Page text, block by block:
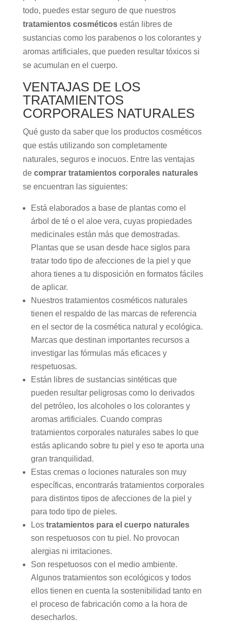
todo, puedes estar seguro de que nuestros
tratamientos cosméticosestán libres de
sustancias como los parabenos o los colorantes y
aromas artificiales, que pueden resultar tóxicos si
se acumulan en el cuerpo.
VENTAJAS DE LOS
TRATAMIENTOS
CORPORALES NATURALES
Qué gusto da saber que los productos cosméticos
que estás utilizando son completamente
naturales, seguros e inocuos. Entre las ventajas
de comprar tratamientos corporales naturales
se encuentran las siguientes:
Está elaborados a base de plantas como el
árbol de té o el aloe vera, cuyas propiedades
medicinales están más que demostradas.
Plantas que se usan desde hace siglos para
tratar todo tipo de afecciones de la piel y que
ahora tienes a tu disposición en formatos fáciles
de aplicar.
Nuestros tratamientos cosméticos naturales
tienen el respaldo de las marcas de referencia
en el sector de la cosmética natural y ecológica.
Marcas que destinan importantes recursos a
investigar las fórmulas más eficaces y
respetuosas.
Están libres de sustancias sintéticas que
pueden resultar peligrosas como lo derivados
del petróleo, los alcoholes o los colorantes y
aromas artificiales. Cuando compras
tratamientos corporales naturales sabes lo que
estás aplicando sobre tu piel y eso te aporta una
gran tranquilidad.
Estas cremas o lociones naturales son muy
específicas, encontrarás tratamientos corporales
para distintos tipos de afecciones de la piel y
para todo tipo de pieles.
Los tratamientos para el cuerpo naturales
son respetuosos con tu piel. No provocan
alergias ni irritaciones.
Son respetuosos con el medio ambiente.
Algunos tratamientos son ecológicos y todos
ellos tienen en cuenta la sostenibilidad tanto en
el proceso de fabricación como a la hora de
desecharlos.